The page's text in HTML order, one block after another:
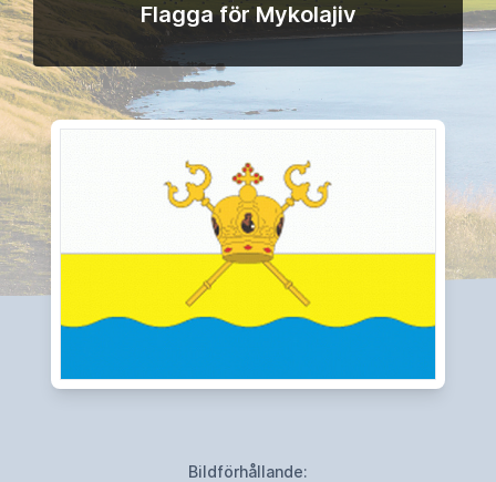
Flagga för Mykolajiv
Bildförhållande: